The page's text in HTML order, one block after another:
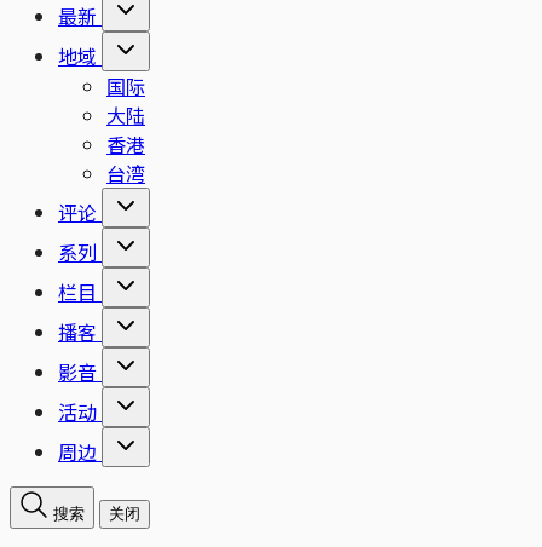
最新
地域
国际
大陆
香港
台湾
评论
系列
栏目
播客
影音
活动
周边
搜索 关闭